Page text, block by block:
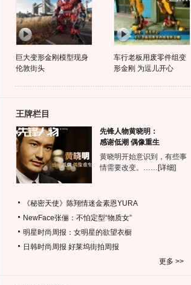
巨大变形金刚模型现身
伦敦街头
车行老板用废零件组变
形金刚 为逗儿开心
王牌栏目
先锋人物黄晓明：
感谢低潮 偶像重生
黄晓明开始意识到，有些事
情需要改变。…… [详细]
《秘密天使》陈翔情迷金素恩YURA
NewFace张俪：不怕定型“物质女”
明星时尚周报：女明星的欲望衣橱
日韩时尚周报 好莱坞街拍周报
更多 >>